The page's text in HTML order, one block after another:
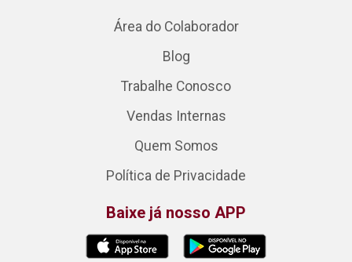
Área do Colaborador
Blog
Trabalhe Conosco
Vendas Internas
Quem Somos
Política de Privacidade
Baixe já nosso APP